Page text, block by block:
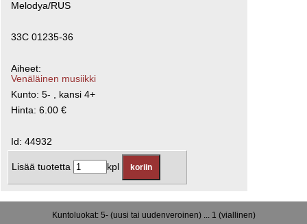
Melodya/RUS
33C 01235-36
Aiheet:
Venäläinen musiikki
Kunto: 5- , kansi 4+
Hinta: 6.00 €
Id: 44932
Lisää tuotetta kpl
Kuntoluokat: 5- (uusi tai uudenveroinen) ... 1 (viallinen)